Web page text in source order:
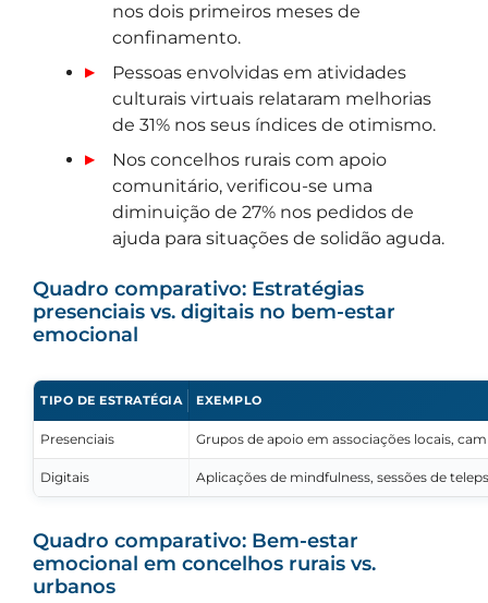
nos dois primeiros meses de
confinamento.
Pessoas envolvidas em atividades
culturais virtuais relataram melhorias
de 31% nos seus índices de otimismo.
Nos concelhos rurais com apoio
comunitário, verificou-se uma
diminuição de 27% nos pedidos de
ajuda para situações de solidão aguda.
Quadro comparativo: Estratégias
presenciais vs. digitais no bem-estar
emocional
TIPO DE ESTRATÉGIA EXEMPLO
Presenciais Grupos de apoio em associações locais,
Digitais Aplicações de mindfulness, sessões de
Quadro comparativo: Bem-estar
emocional em concelhos rurais vs.
urbanos